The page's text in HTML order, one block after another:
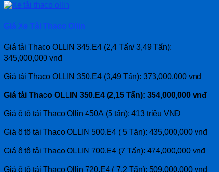
Giá Xe Tải Thaco Ollin
Giá tải Thaco OLLIN 345.E4 (2,4 Tấn/ 3,49 Tấn):
345,000,000 vnđ
Giá tải Thaco OLLIN 350.E4 (3,49 Tấn): 373,000,000 vnđ
Giá tải Thaco OLLIN 350.E4 (2,15 Tấn): 354,000,000 vnđ
Giá ô tô tải Thaco Ollin 450A (5 tấn): 413 triệu VNĐ
Giá ô tô tải Thaco OLLIN 500.E4 ( 5 Tấn): 435,000,000 vnđ
Giá ô tô tải Thaco OLLIN 700.E4 (7 Tấn): 474,000,000 vnđ
Giá ô tô tải Thaco Ollin 720.E4 ( 7,2 Tấn): 509,000,000 vnđ